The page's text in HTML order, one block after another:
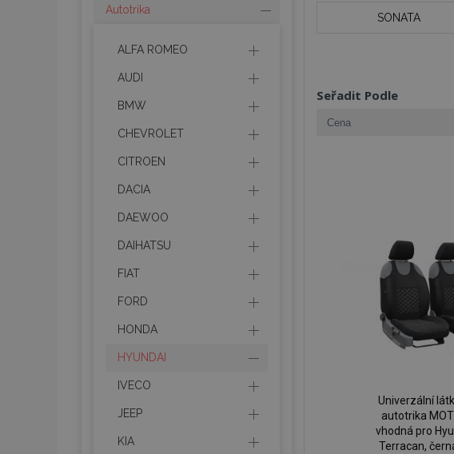
SONATA
Seřadit Podle
Univerzální
autotrika
vhodná pro
Terracan,
Autotrika
ALFA ROMEO
AUDI
BMW
CHEVROLET
CITROEN
DACIA
DAEWOO
DAIHATSU
FIAT
FORD
HONDA
HYUNDAI
IVECO
JEEP
KIA